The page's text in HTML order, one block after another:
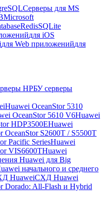
Серверы для MS
Microsoft
RedisSQLite
для iOS
для Web приложенийдля
HPБУ серверы
Huawei OceanStor 5310
OceanStor 5610 V6Huawei
HDP3500EHuawei
OceanStor S2600T / S5500T
Pacific SeriesHuawei
VIS6600THuawei
Huawei для Big
начального и среднего
HuaweiСХД Huawei
Dorado: All-Flash и Hybrid